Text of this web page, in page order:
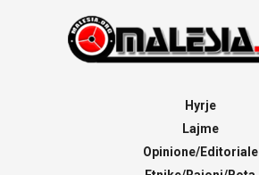
Hyrje
Lajme
Opinione/Editoriale